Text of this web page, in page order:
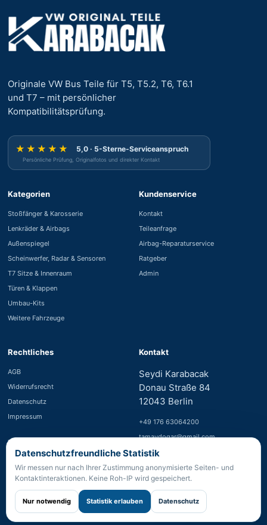
Originale VW Bus Teile für T5, T5.2, T6, T6.1
und T7 – mit persönlicher
Kompatibilitätsprüfung.
★★★★★ 5,0 · 5-Sterne-Serviceanspruch
Persönliche Prüfung, Originalfotos und direkter Kontakt
Kategorien
Stoßfänger & Karosserie
Lenkräder & Airbags
Außenspiegel
Scheinwerfer, Radar & Sensoren
T7 Sitze & Innenraum
Türen & Klappen
Umbau-Kits
Weitere Fahrzeuge
Kundenservice
Kontakt
Teileanfrage
Airbag-Reparaturservice
Ratgeber
Admin
Rechtliches
AGB
Widerrufsrecht
Datenschutz
Impressum
Zahlung
Banküberweisung
Kontakt
Seydi Karabacak
Donau Straße 84
12043 Berlin
+49 176 63064200
tamaydogar@gmail.com
Datenschutzfreundliche Statistik
Wir messen nur nach Ihrer Zustimmung anonymisierte Seiten- und
Kontaktinteraktionen. Keine Roh-IP wird gespeichert.
Nur notwendig Statistik erlauben Datenschutz